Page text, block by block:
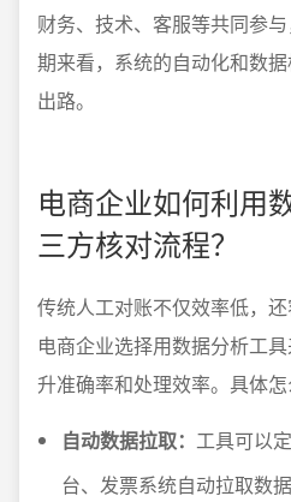
财务、技术、客服等共同参
期来看，系统的自动化和数
出路。
电商企业如何利用
三方核对流程？
传统人工对账不仅效率低，
电商企业选择用数据分析工
升准确率和处理效率。具体怎
自动数据拉取： 工具可以
台、发票系统自动拉取数